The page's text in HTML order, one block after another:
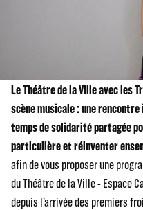
Le Théâtre de la Ville avec les
scène musicale : une
temps de solidarité partagée
particulière et réinventer
afin de vous proposer une
du Théâtre de la Ville - Espace
depuis l’arrivée des premiers